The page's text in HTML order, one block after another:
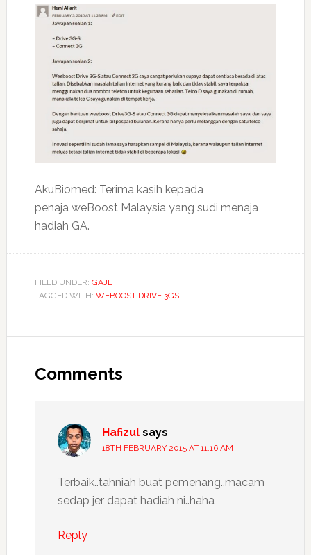
AkuBiomed: Terima kasih kepada
penaja weBoost Malaysia yang sudi menaja
hadiah GA.
FILED UNDER: GAJET
TAGGED WITH: WEBOOST DRIVE 3GS
Interactions
Comments
Hafizul says
18TH FEBRUARY 2015 AT 11:16 AM
Terbaik..tahniah buat pemenang..macam
sedap jer dapat hadiah ni..haha
Reply